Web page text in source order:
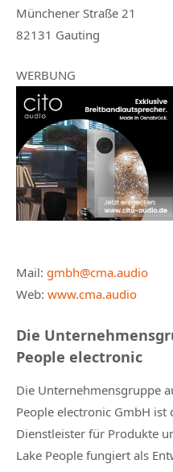
Münchener Straße 21
82131 Gauting
WERBUNG
Mail: gmbh@cma.audio
Web: www.cma.audio
Die
People electronic
Die Unternehmensgruppe
People electronic GmbH ist
Dienstleister für Produkte
Lake People fungiert als